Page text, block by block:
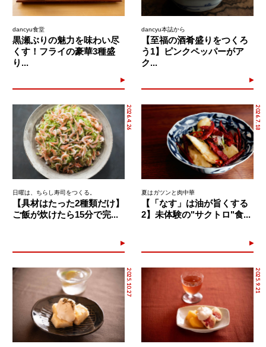
dancyu食堂
黒瀬ぶりの魅力を味わい尽
くす！フライの豪華3種盛
り...
dancyu本誌から
【至福の酒肴盛りをつくろ
う1】ピンクペッパーがア
ク...
2026.4.26
日曜は、ちらし寿司をつくる。
【具材はたった2種類だけ】
ご飯が炊けたら15分で完...
2026.7.18
夏はガツンと肉中華
【「なす」は油が旨くする
2】未体験の"サクトロ"食...
2025.10.27 2025.9.21